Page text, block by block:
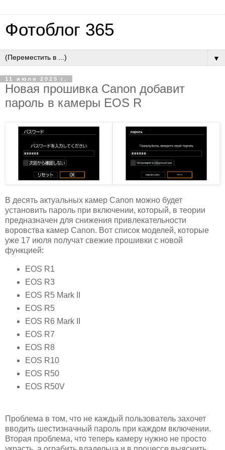
Фотоблог 365
▼
11 июля 2025 г.
Новая прошивка Canon добавит
пароль в камеры EOS R
В десять актуальных камер Canon можно будет
установить пароль при включении, который, в теории
предназначен для снижения привлекательности
воровства камер Canon. Вот список моделей, которые
уже 17 июля получат свежие прошивки с новой
функцией:
EOS R1
EOS R3
EOS R5 Mark II
EOS R5
EOS R6 Mark II
EOS R7
EOS R8
EOS R10
EOS R50
EOS R50V
Проблема в том, что не каждый пользователь захочет
вводить шестизначный пароль при каждом включении.
Вторая проблема, что теперь камеру нужно не просто